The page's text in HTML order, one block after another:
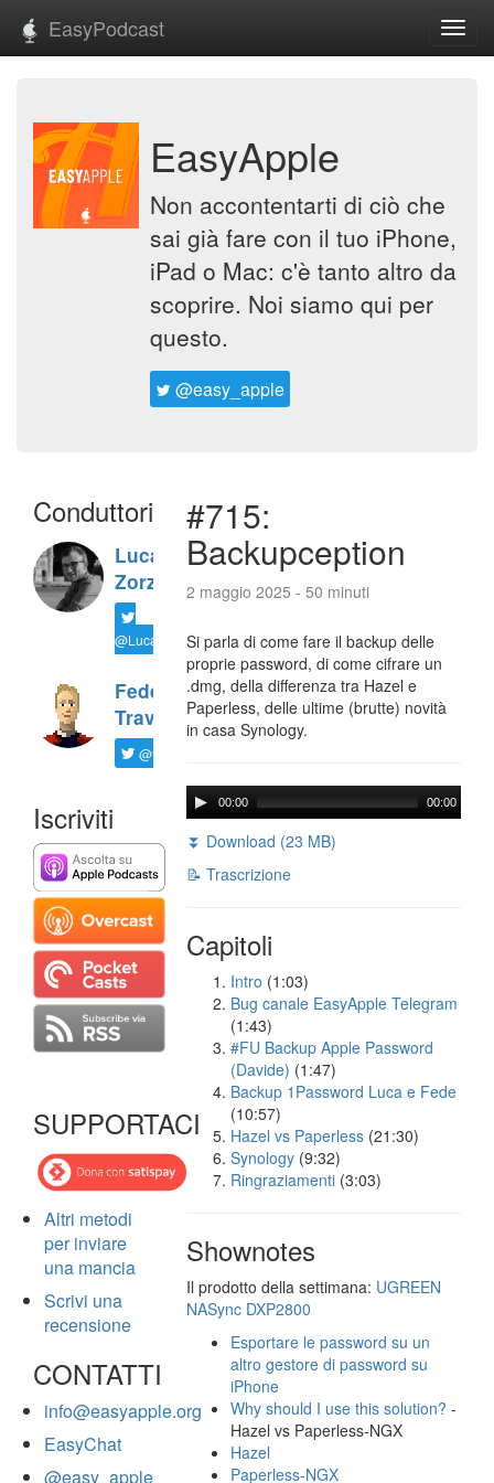
EasyPodcast
EasyApple
Non accontentarti di ciò che
sai già fare con il tuo iPhone,
iPad o Mac: c'è tanto altro da
scoprire. Noi siamo qui per
questo.
@easy_apple
Conduttori
Luca
Zorzi
@LucaTNT
Federico
Travaini
@ftrava
Iscriviti
SUPPORTACI
Altri metodi
per inviare
una mancia
Scrivi una
recensione
CONTATTI
info@easyapple.org
EasyChat
@easy_apple
#715:
Backupception
2 maggio 2025 - 50 minuti
Si parla di come fare il backup delle
proprie password, di come cifrare un
.dmg, della differenza tra Hazel e
Paperless, delle ultime (brutte) novità
in casa Synology.
00:00 00:00
⏬ Download (23 MB)
📝 Trascrizione
Capitoli
Intro (1:03)
Bug canale EasyApple Telegram
(1:43)
#FU Backup Apple Password
(Davide) (1:47)
Backup 1Password Luca e Fede
(10:57)
Hazel vs Paperless (21:30)
Synology (9:32)
Ringraziamenti (3:03)
Shownotes
Il prodotto della settimana: UGREEN
NASync DXP2800
Esportare le password su un
altro gestore di password su
iPhone
Why should I use this solution? -
Hazel vs Paperless-NGX
Hazel
Paperless-NGX